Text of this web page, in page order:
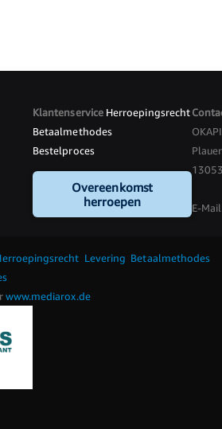
Klantenservice Herroepingsrecht
Betaalmethodes
Bestelproces
Overeenkomst
herroepen
E-
Levering Betaalmethodes
www.mediarox.de